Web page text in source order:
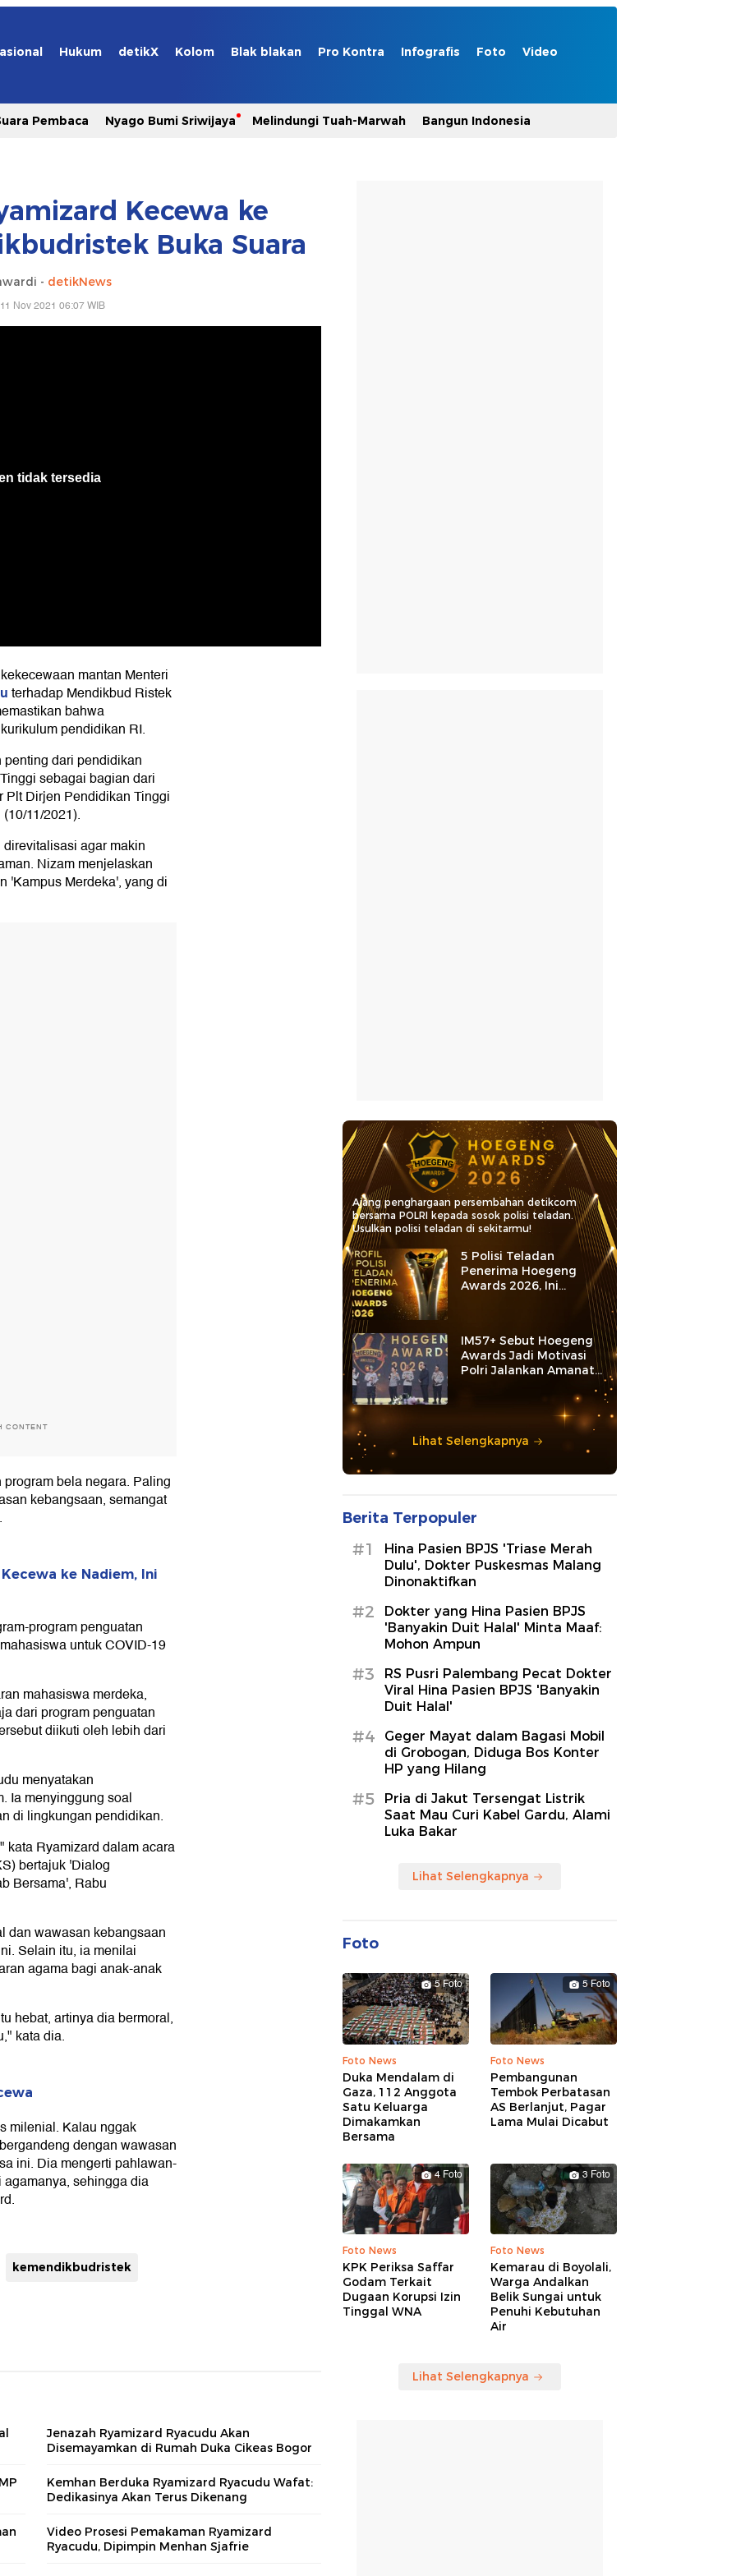
Hukum detikX Kolom Blak blakan Pro Kontra Infografis Foto Video
Pembaca Nyago Bumi Sriwijaya Melindungi Tuah-Marwah Bangun Indonesia
Kecewa ke
Buka Suara
- detikNews
Nov 2021 06:07 WIB
mantan Menteri
terhadap Mendikbud Ristek
bahwa
pendidikan RI.
dari pendidikan
sebagai bagian dari
Plt Dirjen Pendidikan Tinggi
11/2021).
agar makin
Nizam menjelaskan
'Kampus Merdeka', yang di
CONTENT
bela negara. Paling
kebangsaan, semangat
ke Nadiem, Ini
program penguatan
untuk COVID-19
mahasiswa merdeka,
dari program penguatan
diikuti oleh lebih dari
menyatakan
Ia menyinggung soal
di lingkungan pendidikan.
Ryamizard dalam acara
bertajuk 'Dialog
Bersama', Rabu
dan wawasan kebangsaan
Selain itu, ia menilai
agama bagi anak-anak
hebat, artinya dia bermoral,
kata dia.
milenial. Kalau nggak
dengan wawasan
ini. Dia mengerti pahlawan-
sehingga dia
kemendikbudristek
Jenazah Ryamizard Ryacudu Akan
Disemayamkan di Rumah Duka Cikeas Bogor
Kemhan Berduka Ryamizard Ryacudu Wafat:
Dedikasinya Akan Terus Dikenang
Video Prosesi Pemakaman Ryamizard
Ryacudu, Dipimpin Menhan Sjafrie
Ajang penghargaan persembahan detikcom
bersama POLRI kepada sosok polisi teladan.
Usulkan polisi teladan di sekitarmu!
5 Polisi Teladan
Penerima Hoegeng
Awards 2026, Ini
Kategori dan Kiprahnya
IM57+ Sebut Hoegeng
Awards Jadi Motivasi
Polri Jalankan Amanat
Lihat Selengkapnya
Berita Terpopuler
#1
Hina Pasien BPJS 'Triase Merah
Dulu', Dokter Puskesmas Malang
Dinonaktifkan
#2
Dokter yang Hina Pasien BPJS
'Banyakin Duit Halal' Minta Maaf:
Mohon Ampun
#3
RS Pusri Palembang Pecat Dokter
Viral Hina Pasien BPJS 'Banyakin
Duit Halal'
#4
Geger Mayat dalam Bagasi Mobil
di Grobogan, Diduga Bos Konter
HP yang Hilang
#5
Pria di Jakut Tersengat Listrik
Saat Mau Curi Kabel Gardu, Alami
Luka Bakar
Lihat Selengkapnya
Foto
5 Foto
Foto News
Duka Mendalam di
Gaza, 112 Anggota
Satu Keluarga
Dimakamkan
Bersama
5 Foto
Foto News
Pembangunan
Tembok Perbatasan
AS Berlanjut, Pagar
Lama Mulai Dicabut
4 Foto
Foto News
KPK Periksa Saffar
Godam Terkait
Dugaan Korupsi Izin
Tinggal WNA
3 Foto
Foto News
Kemarau di Boyolali,
Warga Andalkan
Belik Sungai untuk
Penuhi Kebutuhan
Air
Lihat Selengkapnya